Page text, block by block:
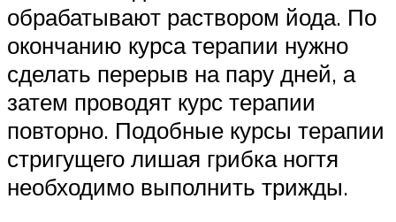
обрабатывают раствором йода. По
окончанию курса терапии нужно
сделать перерыв на пару дней, а
затем проводят курс терапии
повторно. Подобные курсы терапии
стригущего лишая грибка ногтя
необходимо выполнить трижды.